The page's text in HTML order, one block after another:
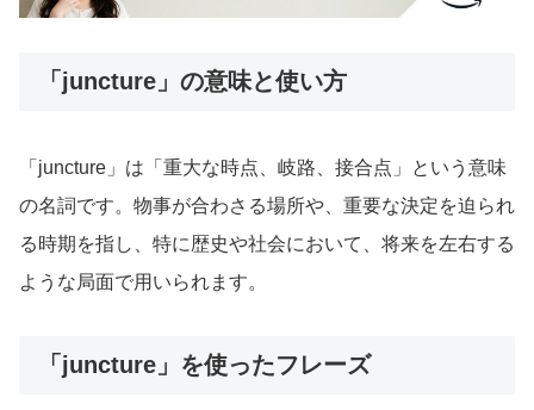
「juncture」の意味と使い方
「juncture」は「重大な時点、岐路、接合点」という意味
の名詞です。物事が合わさる場所や、重要な決定を迫られ
る時期を指し、特に歴史や社会において、将来を左右する
ような局面で用いられます。
「juncture」を使ったフレーズ